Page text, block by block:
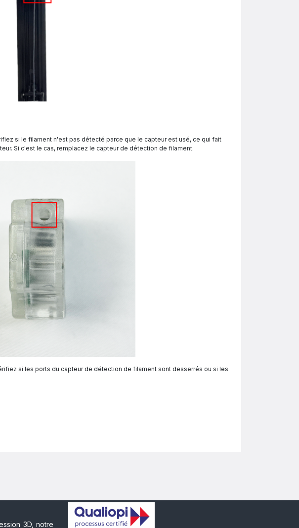
si le filament n'est pas détecté parce que le capteur est usé, ce qui fait
Si c'est le cas, remplacez le capteur de détection de filament.
si les ports du capteur de détection de filament sont desserrés ou si les
3D, notre